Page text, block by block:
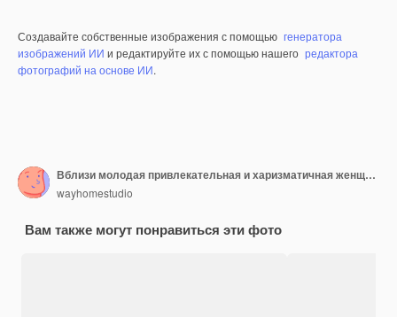
Создавайте собственные изображения с помощью генератора
изображений ИИ и редактируйте их с помощью нашего редактора
фотографий на основе ИИ.
Вблизи молодая привлекательная и харизматичная женщина изолирована
wayhomestudio
Вам также могут понравиться эти фото